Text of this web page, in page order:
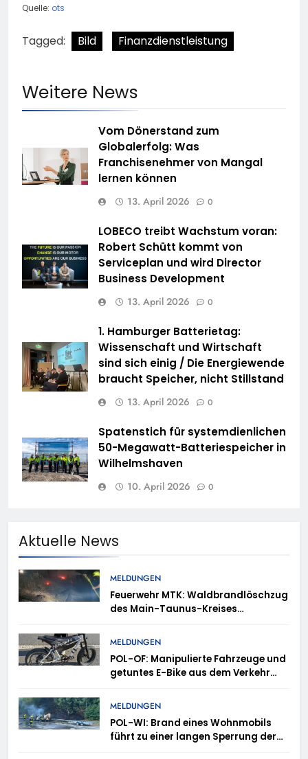
Quelle: ots
Tagged: Bild Finanzdienstleistung
Weitere News
Vom Dönerstand zum
Globalerfolg: Was
Franchisenehmer von Mangal
lernen können
13. April 2026 0
LOBECO treibt Wachstum voran:
Robert Schütt kommt von
Serviceplan und wird Director
Business Development
13. April 2026 0
1. Hamburger Batterietag:
Wissenschaft und Wirtschaft
sind sich einig / Die Energiewende
braucht Speicher, nicht Stillstand
13. April 2026 0
Spatenstich für systemdienlichen
50-Megawatt-Batteriespeicher in
Wilhelmshaven
10. April 2026 0
Aktuelle News
MELDUNGEN
Feuerwehr MTK: Waldbrandlöschzug
des Main-Taunus-Kreises
Rheingau-Taunus-Kreis – Rund 45
Einsatzkräfte sicherten in
schwierigem Gelände die Flanken
des Brandgebietes
MELDUNGEN
POL-OF: Manipulierte Fahrzeuge und
getuntes E-Bike aus dem Verkehr
gleich mehrere Verstöße auf
MELDUNGEN
POL-WI: Brand eines Wohnmobils
führt zu einer langen Sperrung der